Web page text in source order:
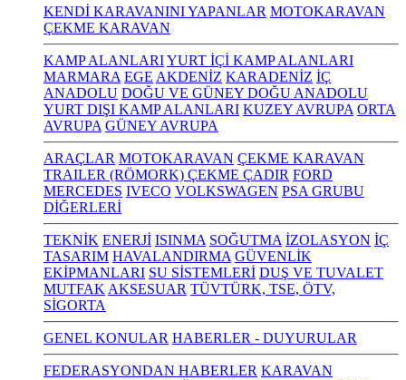
KENDİ KARAVANINI YAPANLAR MOTOKARAVAN
ÇEKME KARAVAN
KAMP ALANLARIYURT İÇİ KAMP ALANLARI
MARMARA EGE AKDENİZ KARADENİZ İÇ
ANADOLU DOĞU VE GÜNEY DOĞU ANADOLU
YURT DIŞI KAMP ALANLARI KUZEY AVRUPA ORTA
AVRUPA GÜNEY AVRUPA
ARAÇLAR MOTOKARAVAN ÇEKME KARAVAN
TRAILER (RÖMORK) ÇEKME ÇADIR FORD
MERCEDES IVECO VOLKSWAGEN PSA GRUBU
DİĞERLERİ
TEKNİK ENERJİ ISINMA SOĞUTMA İZOLASYON İÇ
TASARIM HAVALANDIRMA GÜVENLİK
EKİPMANLARI SU SİSTEMLERİ DUŞ VE TUVALET
MUTFAK AKSESUAR TÜVTÜRK, TSE, ÖTV,
SİGORTA
GENEL KONULAR HABERLER - DUYURULAR
FEDERASYONDAN HABERLER KARAVAN